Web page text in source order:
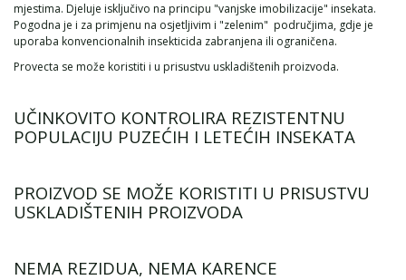
mjestima. Djeluje isključivo na principu "vanjske imobilizacije" insekata.
Pogodna je i za primjenu na osjetljivim i "zelenim" područjima, gdje je
uporaba konvencionalnih insekticida zabranjena ili ograničena.
Provecta se može koristiti i u prisustvu uskladištenih proizvoda.
UČINKOVITO KONTROLIRA REZISTENTNU
POPULACIJU PUZEĆIH I LETEĆIH INSEKATA
PROIZVOD SE MOŽE KORISTITI U PRISUSTVU
USKLADIŠTENIH PROIZVODA
NEMA REZIDUA, NEMA KARENCE